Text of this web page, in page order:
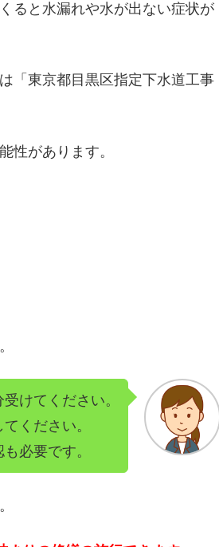
ると水漏れや水が出ない症状が
「東京都目黒区指定下水道工事
性があります。
けてください。
ください。
必要です。